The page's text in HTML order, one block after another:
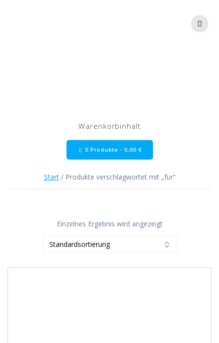
Warenkorbinhalt
0 Produkte - 0,00 €
Start/ Produkte verschlagwortet mit „für“
Einzelnes Ergebnis wird angezeigt